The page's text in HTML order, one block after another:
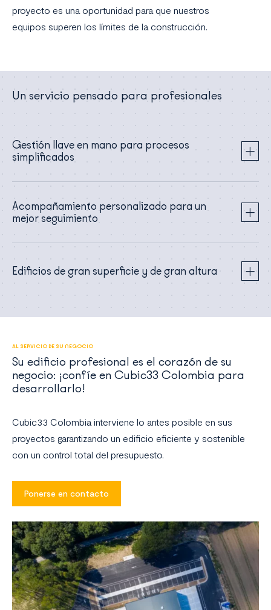
proyecto es una oportunidad para que nuestros
equipos superen los límites de la construcción.
Un servicio pensado para profesionales
Gestión llave en mano para procesos
simplificados
Acompañamiento personalizado para un
mejor seguimiento
Edificios de gran superficie y de gran altura
AL SERVICIO DE SU NEGOCIO
Su edificio profesional es el corazón de su
negocio: ¡confíe en Cubic33 Colombia para
desarrollarlo!
Cubic33 Colombia interviene lo antes posible en sus
proyectos garantizando un edificio eficiente y sostenible
con un control total del presupuesto.
Ponerse en contacto